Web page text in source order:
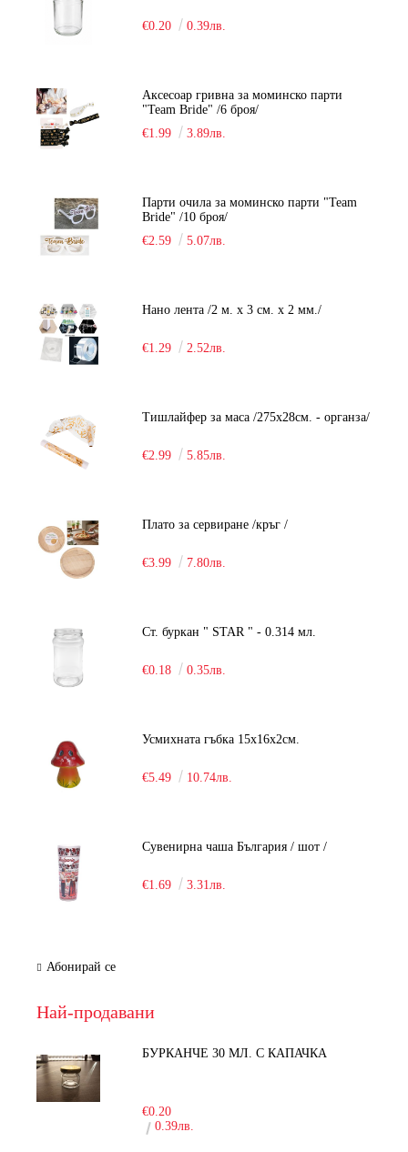
€0.20 0.39лв.
Аксесоар гривна за моминско парти
"Team Bride" /6 броя/
€1.99
3.89лв.
Парти очила за моминско парти "Team
Bride" /10 броя/
€2.59
5.07лв.
Нано лента /2 м. х 3 см. х 2 мм./
€1.29 2.52лв.
Тишлайфер за маса /275х28см. - органза/
€2.99 5.85лв.
Плато за сервиране /кръг /
€3.99 7.80лв.
Ст. буркан " STAR " - 0.314 мл.
€0.18 0.35лв.
Усмихната гъбка 15х16х2см.
€5.49 10.74лв.
Сувенирна чаша България / шот /
€1.69 3.31лв.
Абонирай се
Най-продавани
БУРКАНЧЕ 30 МЛ. С КАПАЧКА
€0.20
0.39лв.